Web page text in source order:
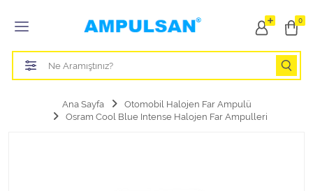
0
Tüm Kategoriler
Led Aydınlatma Ampulü
Otomobil Halojen Far Ampulü
Ana Sayfa
Otomobil Halojen Far Ampulü
Osram Cool Blue Intense Halojen Far Ampulleri